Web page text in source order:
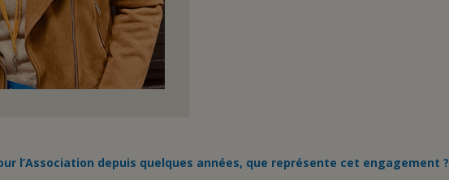
l’Association depuis quelques années, que représente cet engagement ?